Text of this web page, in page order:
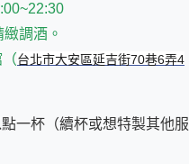
調酒。
台北市大安區延吉街70巷6弄4
一杯（續杯或想特製其他服